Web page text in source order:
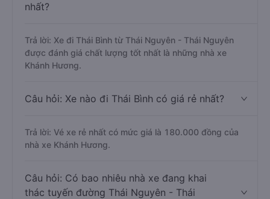
nhất?
Trả lời: Xe đi Thái Bình từ Thái Nguyên - Thái Nguyên
được đánh giá chất lượng tốt nhất là những nhà xe
Khánh Hương.
Câu hỏi: Xe nào đi Thái Bình có giá rẻ nhất?
Trả lời: Vé xe rẻ nhất có mức giá là 180.000 đồng của
nhà xe Khánh Hương.
Câu hỏi: Có bao nhiêu nhà xe đang khai
thác tuyến đường Thái Nguyên - Thái